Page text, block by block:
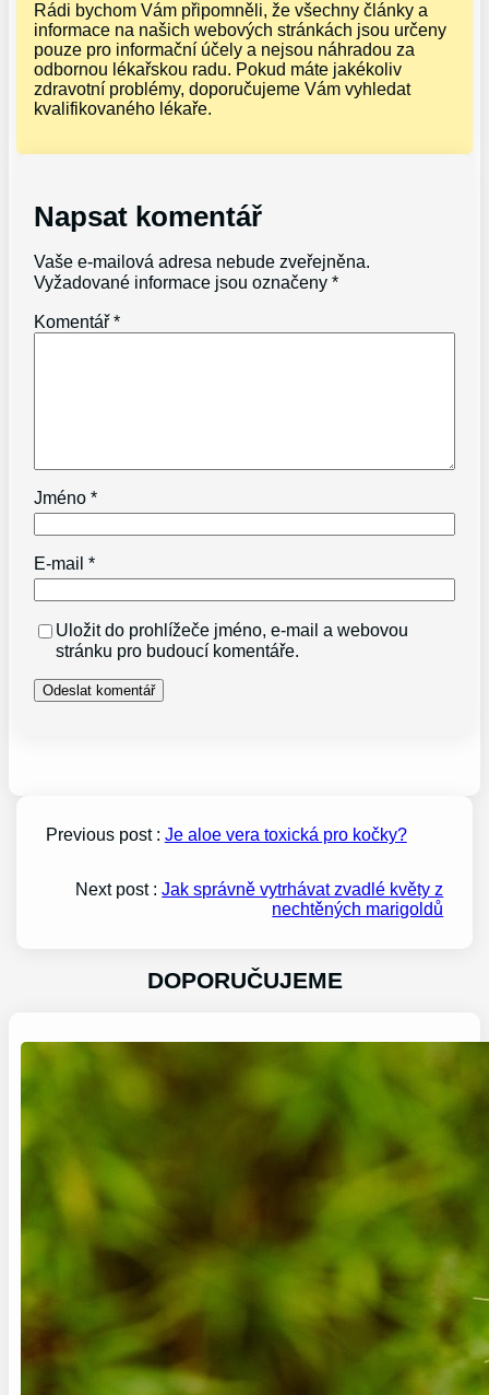
Rádi bychom Vám připomněli, že všechny články a
informace na našich webových stránkách jsou určeny
pouze pro informační účely a nejsou náhradou za
odbornou lékařskou radu. Pokud máte jakékoliv
zdravotní problémy, doporučujeme Vám vyhledat
kvalifikovaného lékaře.
Napsat komentář
Vaše e-mailová adresa nebude zveřejněna.
Vyžadované informace jsou označeny*
Komentář*
Jméno*
E-mail*
Uložit do prohlížeče jméno, e-mail a webovou
stránku pro budoucí komentáře.
Previous post : Je aloe vera toxická pro kočky?
Next post :Jak správně vytrhávat zvadlé květy z
nechtěných marigoldů
DOPORUČUJEME